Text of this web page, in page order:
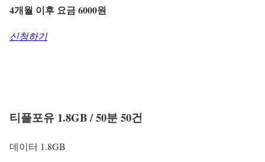
4개월 이후 요금 6000원
신청하기
티플포유 1.8GB / 50분 50건
데이터 1.8GB